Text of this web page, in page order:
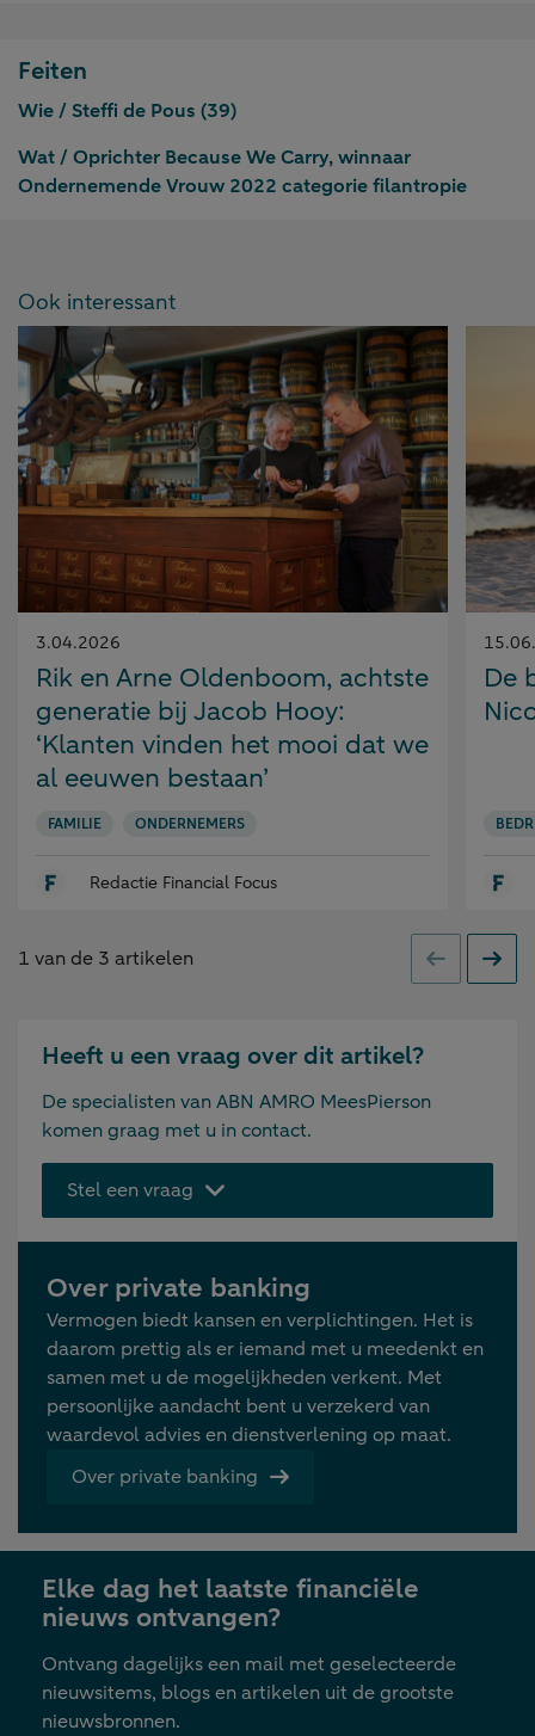
Feiten
Wie /Steffi de Pous (39)
Wat /Oprichter Because We Carry, winnaar
Ondernemende Vrouw 2022 categorie filantropie
Ook interessant
Gepubliceerd
op:
3.04.2026
Rik en Arne Oldenboom, achtste
generatie bij Jacob Hooy:
‘Klanten vinden het mooi dat we
al eeuwen bestaan’
FAMILIE ONDERNEMERS
Redactie Financial Focus
op:
De
1 van de 3 artikelen Vorige
Heeft u een vraag over dit artikel?
De specialisten van ABN AMRO MeesPierson
komen graag met u in contact.
Stel een vraag
Over private banking
Vermogen biedt kansen en verplichtingen. Het is
daarom prettig als er iemand met u meedenkt en
samen met u de mogelijkheden verkent. Met
persoonlijke aandacht bent u verzekerd van
waardevol advies en dienstverlening op maat.
Over private banking
Elke dag het laatste financiële
nieuws ontvangen?
Ontvang dagelijks een mail met geselecteerde
nieuwsitems, blogs en artikelen uit de grootste
nieuwsbronnen.